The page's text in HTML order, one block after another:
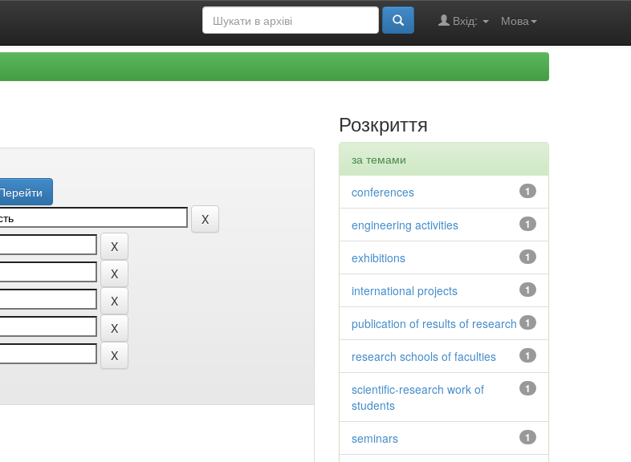
Мова
Вхід:
Розкриття
за темами
1
conferences
1
engineering activities
1
exhibitions
1
international projects
1
publication of results of research
1
research schools of faculties
1
scientific-research work of
students
1
seminars